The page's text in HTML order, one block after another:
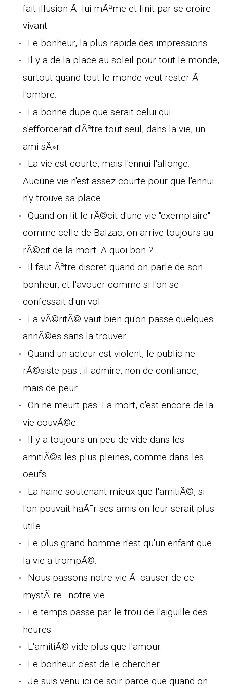
fait illusion Ã lui-mÃªme et finit par se croire
vivant.
Le bonheur, la plus rapide des impressions.
Il y a de la place au soleil pour tout le monde,
surtout quand tout le monde veut rester Ã
l'ombre.
La bonne dupe que serait celui qui
s'efforcerait d'Ãªtre tout seul, dans la vie, un
ami sÃ»r.
La vie est courte, mais l'ennui l'allonge.
Aucune vie n'est assez courte pour que l'ennui
n'y trouve sa place.
Quand on lit le rÃ©cit d'une vie "exemplaire"
comme celle de Balzac, on arrive toujours au
rÃ©cit de la mort. A quoi bon ?
Il faut Ãªtre discret quand on parle de son
bonheur, et l'avouer comme si l'on se
confessait d'un vol.
La vÃ©ritÃ© vaut bien qu'on passe quelques
annÃ©es sans la trouver.
Quand un acteur est violent, le public ne
rÃ©siste pas : il admire, non de confiance,
mais de peur.
On ne meurt pas. La mort, c'est encore de la
vie couvÃ©e.
Il y a toujours un peu de vide dans les
amitiÃ©s les plus pleines, comme dans les
oeufs.
La haine soutenant mieux que l'amitiÃ©, si
l'on pouvait haÃ¯r ses amis on leur serait plus
utile.
Le plus grand homme n'est qu'un enfant que
la vie a trompÃ©.
Nous passons notre vie Ã causer de ce
mystÃ¨re : notre vie.
Le temps passe par le trou de l'aiguille des
heures.
L'amitiÃ© vide plus que l'amour.
Le bonheur c'est de le chercher.
Je suis venu ici ce soir parce que quand on